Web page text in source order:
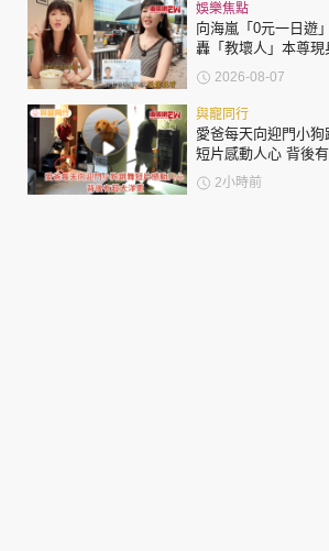
娛樂焦點
向海嵐「0元一日遊
轟「教壞人」本尊現
應網民
2026-08-07
與寵同行
愛爸每天向迎門小狗
短片感動人心 背後
洋蔥
2小時前